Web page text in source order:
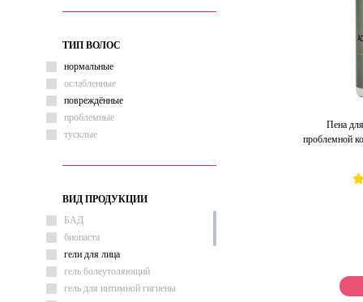
ТИП ВОЛОС
нормальные
ослабленные
повреждённые
проблемные
тусклые
ВИД ПРОДУКЦИИ
БАД
биопаста
гели для лица
гель болеутоляющий
гель для интимной гигиены
Пена
проблемной